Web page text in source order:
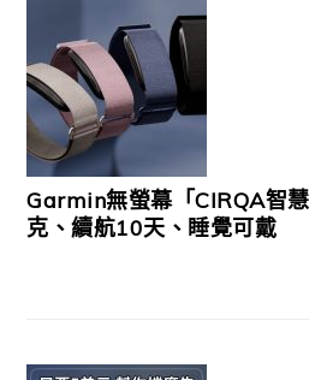
Garmin無螢幕「CIRQA智
克、續航10天、睡覺可戴